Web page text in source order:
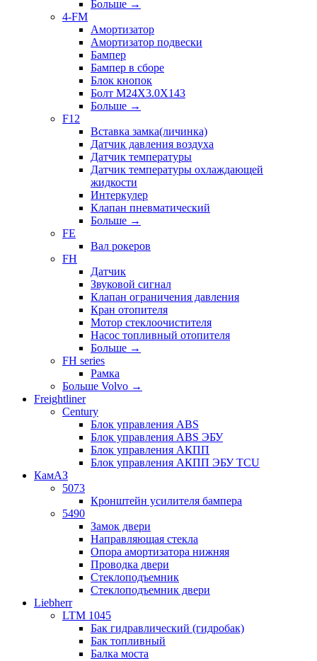
Больше →
4-FM
Амортизатор
Амортизатор подвески
Бампер
Бампер в сборе
Блок кнопок
Болт M24X3.0X143
Больше →
F12
Вставка замка(личинка)
Датчик давления воздуха
Датчик температуры
Датчик температуры охлаждающей
жидкости
Интеркулер
Клапан пневматический
Больше →
FE
Вал рокеров
FH
Датчик
Звуковой сигнал
Клапан ограничения давления
Кран отопителя
Мотор стеклоочистителя
Насос топливный отопителя
Больше →
FH series
Рамка
Больше Volvo →
Freightliner
Century
Блок управления ABS
Блок управления ABS ЭБУ
Блок управления АКПП
Блок управления АКПП ЭБУ TCU
КамАЗ
5073
Кронштейн усилителя бампера
5490
Замок двери
Направляющая стекла
Опора амортизатора нижняя
Проводка двери
Стеклоподъемник
Стеклоподъемник двери
Liebherr
LTM 1045
Бак гидравлический (гидробак)
Бак топливный
Балка моста